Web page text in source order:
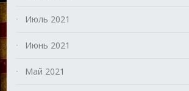
Июль 2021
Июнь 2021
Май 2021